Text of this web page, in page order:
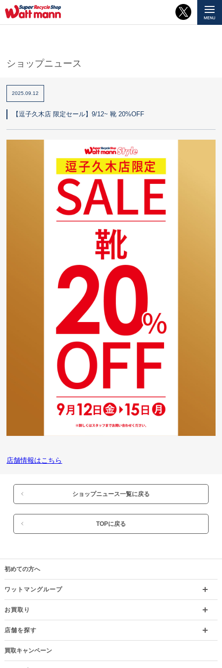
ショップニュース
2025.09.12
【逗子久木店 限定セール】9/12~ 靴 20%OFF
店舗情報はこちら
ショップニュース一覧に戻る
TOPに戻る
初めての方へ
ワットマングループ
お買取り
店舗を探す
買取キャンペーン